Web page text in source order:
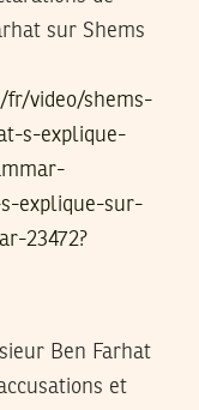
sur Shems
fr/video/shems-
s-explique-
explique-sur-
23472?
Ben Farhat
et